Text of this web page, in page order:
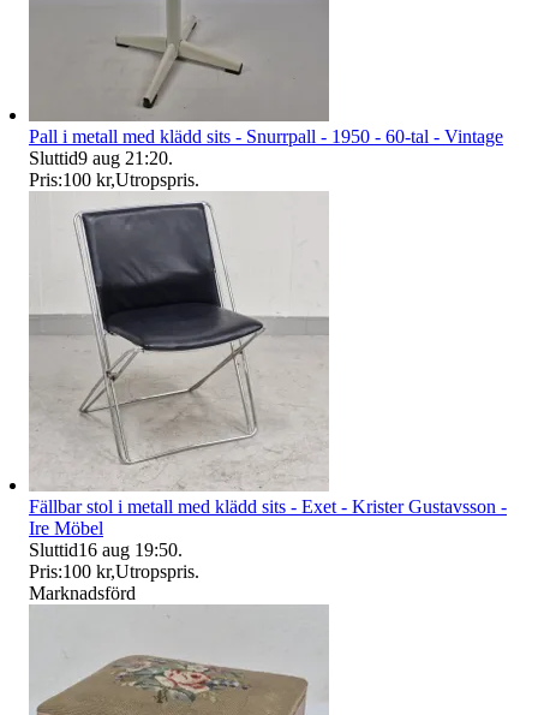
Pall i metall med klädd sits - Snurrpall - 1950 - 60-tal - Vintage
Sluttid9 aug 21:20.
Pris:100 kr,Utropspris.
Fällbar stol i metall med klädd sits - Exet - Krister Gustavsson -
Ire Möbel
Sluttid16 aug 19:50.
Pris:100 kr,Utropspris.
Marknadsförd